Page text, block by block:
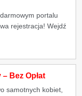
portalu
rejestracja! Wejdź
Bez Opłat
samotnych kobiet,